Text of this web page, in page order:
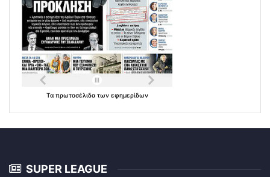
Τα πρωτοσέλιδα των εφημερίδων
SUPER LEAGUE